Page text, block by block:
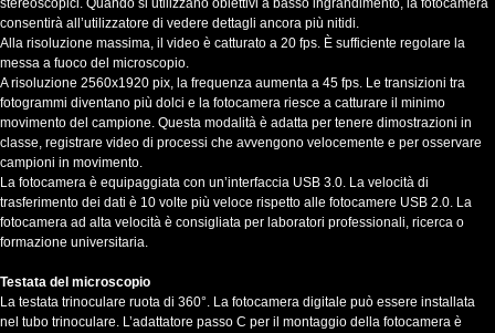
stereoscopici. Quando si utilizzano obiettivi a basso ingrandimento, la fotocamera
consentirà all’utilizzatore di vedere dettagli ancora più nitidi.
Alla risoluzione massima, il video è catturato a 20 fps. È sufficiente regolare la
messa a fuoco del microscopio.
A risoluzione 2560x1920 pix, la frequenza aumenta a 45 fps. Le transizioni tra
fotogrammi diventano più dolci e la fotocamera riesce a catturare il minimo
movimento del campione. Questa modalità è adatta per tenere dimostrazioni in
classe, registrare video di processi che avvengono velocemente e per osservare
campioni in movimento.
La fotocamera è equipaggiata con un’interfaccia USB 3.0. La velocità di
trasferimento dei dati è 10 volte più veloce rispetto alle fotocamere USB 2.0. La
fotocamera ad alta velocità è consigliata per laboratori professionali, ricerca o
formazione universitaria.
Testata del microscopio
La testata trinoculare ruota di 360°. La fotocamera digitale può essere installata
nel tubo trinoculare. L’adattatore passo C per il montaggio della fotocamera è